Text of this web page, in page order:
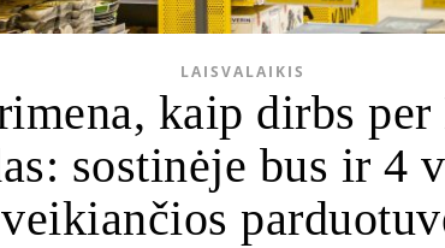
LAISVALAIKIS
kaip dirbs
sostinėje bus ir 4
veikiančios